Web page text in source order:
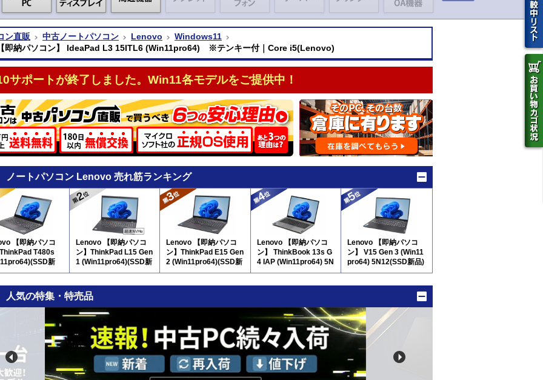
ン直販 中古ノートパソコン Lenovo
Windows11
即納パソコン】 IdeaPad L3 15ITL6 (Win11pro64) ※テンキー付｜Core i5(Lenovo)
サポートが終了しました。Win11各モデルをご提供中！
ノートパソコン Lenovo 売れ筋ランキング
【即納パソコ
T480s
新
Lenovo 【即納パソコ
ン】ThinkPad L15 Gen
1 (Win11pro64)(SSD新
品) 5N10 ※テンキー
Lenovo 【即納パソコ
ン】ThinkPad E15 Gen
2 (Win11pro64)(SSD新
品) 5N11 ※テンキー
Lenovo 【即納パソコ
ン】 ThinkBook 13s G
4 IAP (Win11pro64) 5N
12
Lenovo 【即納パソコ
ン】 V15 Gen 3 (Win11
pro64) 5N12(SSD新品)
※テンキー付
人気の特集・特売品